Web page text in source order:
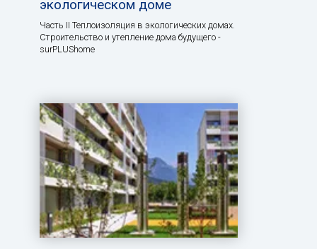
экологическом доме
Часть II Теплоизоляция в экологических домах.
Строительство и утепление дома будущего -
surPLUShome